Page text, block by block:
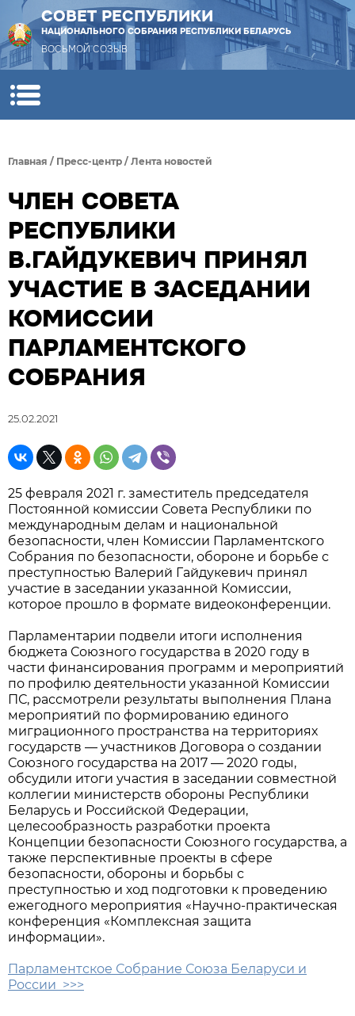
СОВЕТ РЕСПУБЛИКИ
НАЦИОНАЛЬНОГО СОБРАНИЯ РЕСПУБЛИКИ БЕЛАРУСЬ
ВОСЬМОЙ СОЗЫВ
Главная / Пресс-центр / Лента новостей
ЧЛЕН СОВЕТА
РЕСПУБЛИКИ
В.ГАЙДУКЕВИЧ ПРИНЯЛ
УЧАСТИЕ В ЗАСЕДАНИИ
КОМИССИИ
ПАРЛАМЕНТСКОГО
СОБРАНИЯ
25.02.2021
25 февраля 2021 г. заместитель председателя
Постоянной комиссии Совета Республики по
международным делам и национальной
безопасности, член Комиссии Парламентского
Собрания по безопасности, обороне и борьбе с
преступностью Валерий Гайдукевич принял
участие в заседании указанной Комиссии,
которое прошло в формате видеоконференции.
Парламентарии подвели итоги исполнения
бюджета Союзного государства в 2020 году в
части финансирования программ и мероприятий
по профилю деятельности указанной Комиссии
ПС, рассмотрели результаты выполнения Плана
мероприятий по формированию единого
миграционного пространства на территориях
государств — участников Договора о создании
Союзного государства на 2017 — 2020 годы,
обсудили итоги участия в заседании совместной
коллегии министерств обороны Республики
Беларусь и Российской Федерации,
целесообразность разработки проекта
Концепции безопасности Союзного государства, а
также перспективные проекты в сфере
безопасности, обороны и борьбы с
преступностью и ход подготовки к проведению
ежегодного мероприятия «Научно-практическая
конференция «Комплексная защита
информации».
Парламентское Собрание Союза Беларуси и
России >>>